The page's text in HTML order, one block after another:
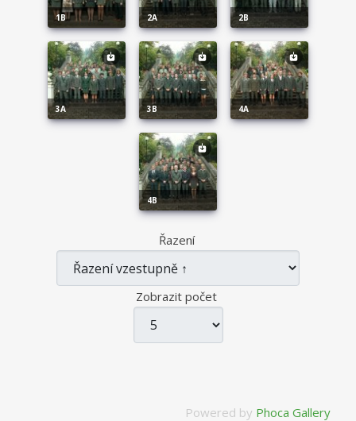
1B 2A 2B
3A 3B 4A
4B
Řazení
Zobrazit počet
Powered by Phoca Gallery